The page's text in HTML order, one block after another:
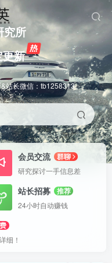
究所
新
站长微信：tb1258313
会员交流
群聊
研究探讨一手信息差
站长招募
推荐
24小时自动赚钱
细！